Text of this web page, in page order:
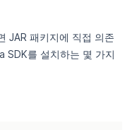
JAR 패키지에 직접 의존
SDK를 설치하는 몇 가지